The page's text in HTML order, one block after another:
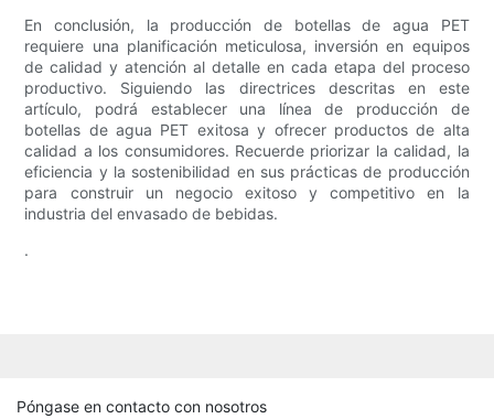
En conclusión, la producción de botellas de agua PET
requiere una planificación meticulosa, inversión en equipos
de calidad y atención al detalle en cada etapa del proceso
productivo. Siguiendo las directrices descritas en este
artículo, podrá establecer una línea de producción de
botellas de agua PET exitosa y ofrecer productos de alta
calidad a los consumidores. Recuerde priorizar la calidad, la
eficiencia y la sostenibilidad en sus prácticas de producción
para construir un negocio exitoso y competitivo en la
industria del envasado de bebidas.
.
Póngase en contacto con nosotros